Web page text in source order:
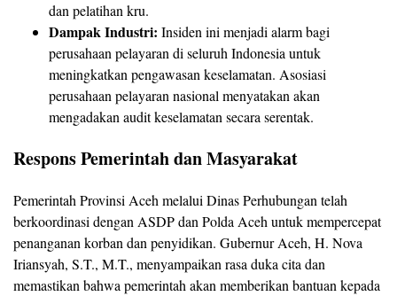
dan pelatihan kru.
Dampak Industri: Insiden ini menjadi alarm bagi
perusahaan pelayaran di seluruh Indonesia untuk
meningkatkan pengawasan keselamatan. Asosiasi
perusahaan pelayaran nasional menyatakan akan
mengadakan audit keselamatan secara serentak.
Respons Pemerintah dan Masyarakat
Pemerintah Provinsi Aceh melalui Dinas Perhubungan telah
berkoordinasi dengan ASDP dan Polda Aceh untuk mempercepat
penanganan korban dan penyidikan. Gubernur Aceh, H. Nova
Iriansyah, S.T., M.T., menyampaikan rasa duka cita dan
memastikan bahwa pemerintah akan memberikan bantuan kepada